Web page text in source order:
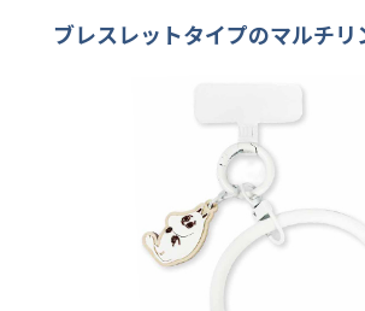
ブレスレットタイプのマルチリ